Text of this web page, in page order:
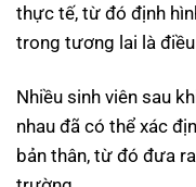
thực tế, từ đó định
trong tương lai là
Nhiều sinh viên sau
nhau đã có thể xác
bản thân, từ đó đưa